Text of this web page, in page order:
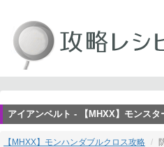
アイアンベルト - 【MHXX】モンス
【MHXX】モンハンダブルクロス攻略